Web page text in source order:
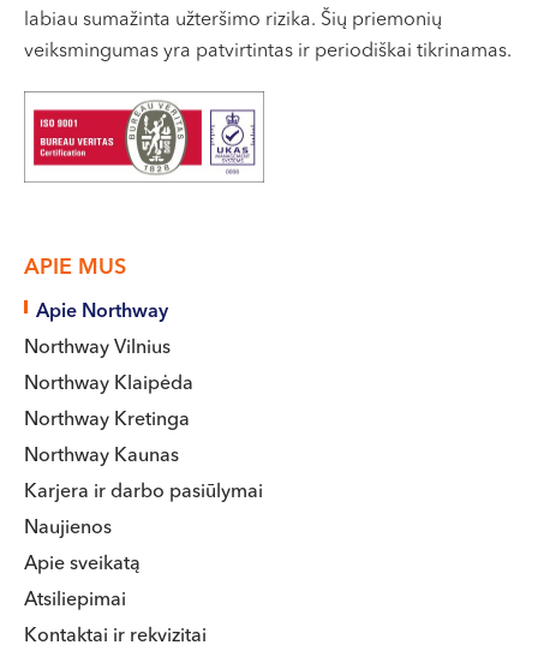
labiau sumažinta užteršimo rizika. Šių priemonių
veiksmingumas yra patvirtintas ir periodiškai tikrinamas.
APIE MUS
Apie Northway
Northway Vilnius
Northway Klaipėda
Northway Kretinga
Northway Kaunas
Karjera ir darbo pasiūlymai
Naujienos
Apie sveikatą
Atsiliepimai
Kontaktai ir rekvizitai